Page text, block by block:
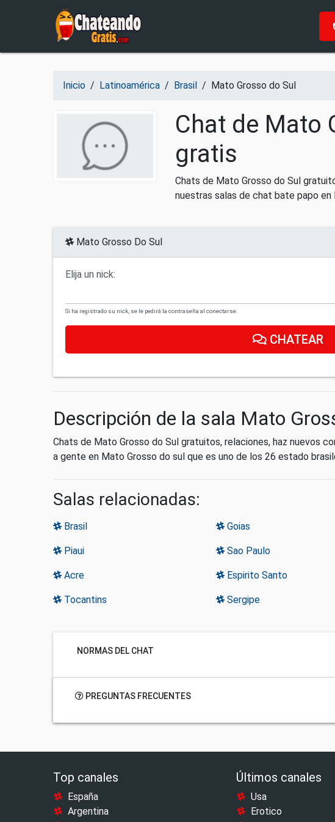
Salir del contenido
Inicio / Latinoamérica / Brasil / Mato Grosso do Sul
Chat de Mato
gratis
Chats de Mato Grosso do Sul
nuestras salas de chat bate papo
Mato Grosso Do Sul
Elija un nick:
Si ha registrado su nick, se le pedirá la contraseña al conectarse.
CHATEAR
Descripción de la sala Mato
Chats de Mato Grosso do Sul gratuitos, relaciones, haz nuevos
a gente en Mato Grosso do sul que es uno de los 26 estado
Salas relacionadas:
Brasil Goias
Piaui Sao Paulo
Acre Espirito Santo
Tocantins Sergipe
NORMAS DEL CHAT
PREGUNTAS FRECUENTES
Top canales
España
Argentina
Últimos canales
Usa
Erotico